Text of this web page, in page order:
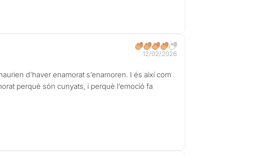
12/02/2026
d’haver enamorat s’enamoren. I és així com
perquè són cunyats, i perquè l’emoció fa